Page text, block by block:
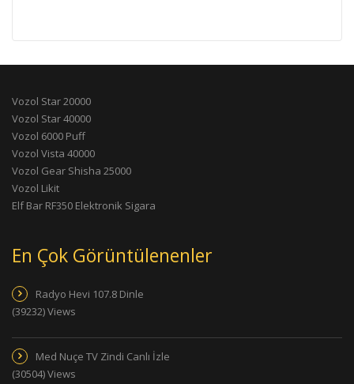
Vozol Star 20000
Vozol Star 40000
Vozol 6000 Puff
Vozol Vista 40000
Vozol Gear Shisha 25000
Vozol Likit
Elf Bar RF350 Elektronik Sigara
En Çok Görüntülenenler
Radyo Hevi 107.8 Dinle
(39232) Views
Med Nuçe TV Zindi Canlı İzle
(30504) Views